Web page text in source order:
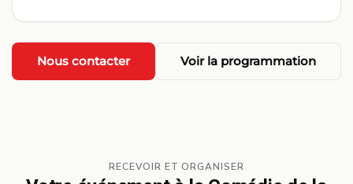
Nous contacter Voir la programmation
RECEVOIR ET ORGANISER